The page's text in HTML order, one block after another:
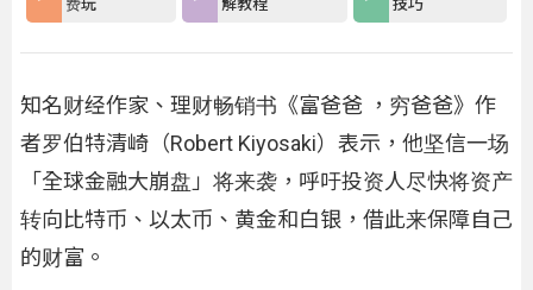
费玩
解教程
技巧
知名财经作家、理财畅销书《富爸爸 ，穷爸爸》作
者罗伯特清崎（Robert Kiyosaki）表示，他坚信一场
「全球金融大崩盘」将来袭，呼吁投资人尽快将资产
转向比特币、以太币、黄金和白银，借此来保障自己
的财富。